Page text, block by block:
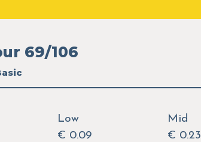
69/106
Low
€ 0.09
Mid
€ 0.23